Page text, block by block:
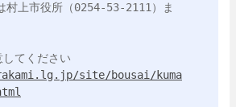
村上市役所（0254-53-2111）ま
site/bousai/kuma